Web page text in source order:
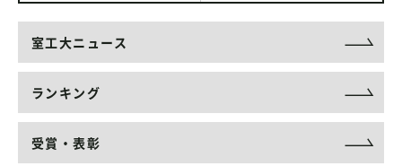
室工大ニュース
ランキング
受賞・表彰